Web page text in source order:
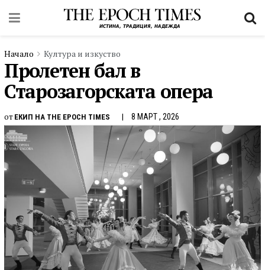
Начало Култура и изкуство
Пролетен бал в
Старозагорската опера
от ЕКИП НА THE EPOCH TIMES 8 МАРТ , 2026